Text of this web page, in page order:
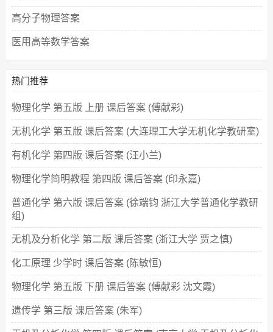
高分子物理答案
医用高等数学答案
热门推荐
物理化学 第五版 上册 课后答案 (傅献彩)
无机化学 第五版 课后答案 (大连理工大学无机化学教研室)
有机化学 第四版 课后答案 (汪小兰)
物理化学简明教程 第四版 课后答案 (印永嘉)
普通化学 第六版 课后答案 (徐端钧 浙江大学普通化学教研
组)
无机及分析化学 第二版 课后答案 (浙江大学 贾之慎)
化工原理 少学时 课后答案 (陈敏恒)
物理化学 第五版 下册 课后答案 (傅献彩 沈文霞)
遗传学 第三版 课后答案 (朱军)